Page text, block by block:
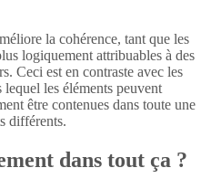
la cohérence, tant que les
logiquement attribuables à des
Ceci est en contraste avec les
les éléments peuvent
être contenues dans toute une
différents.
dans tout ça ?